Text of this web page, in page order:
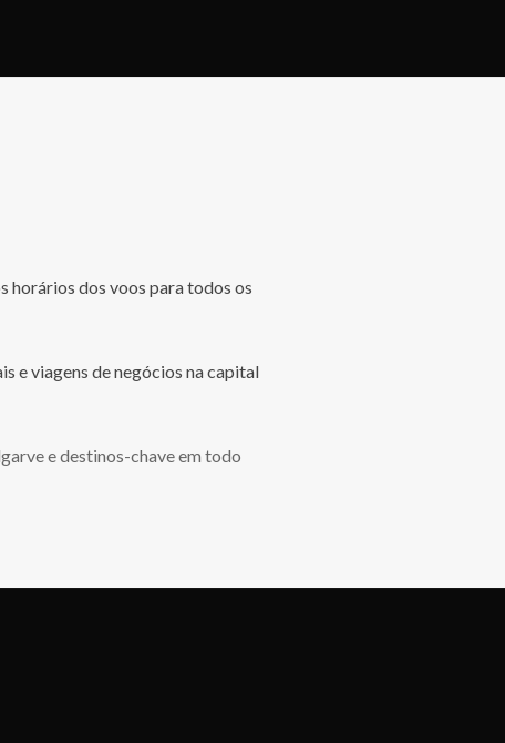
horários dos voos para todos os
e viagens de negócios na capital
e destinos-chave em todo